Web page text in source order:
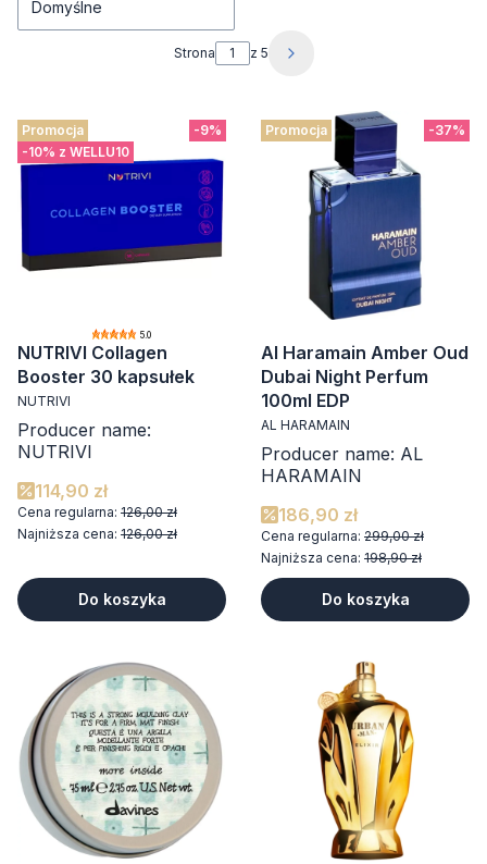
Domyślne
Strona z 5 Następne produkty
-9%
Promocja
-10% z WELLU10
5.0
NUTRIVI Collagen
Booster 30 kapsułek
NUTRIVI
Producer name:
NUTRIVI
114,90 zł
Cena regularna: 126,00 zł
Najniższa cena: 126,00 zł
Do koszyka
-37%
Promocja
Al Haramain Amber Oud
Dubai Night Perfum
100ml EDP
AL HARAMAIN
Producer name: AL
HARAMAIN
186,90 zł
Cena regularna: 299,00 zł
Najniższa cena: 198,90 zł
Do koszyka